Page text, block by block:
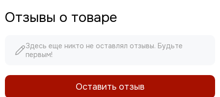
Отзывы о товаре
Здесь еще никто не оставлял отзывы. Будьте
первым!
Оставить отзыв